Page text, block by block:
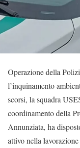
Operazione della
l’inquinamento
scorsi, la squadra
coordinamento della
Annunziata, ha
attivo nella